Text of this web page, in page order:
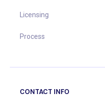
Licensing
Process
CONTACT INFO